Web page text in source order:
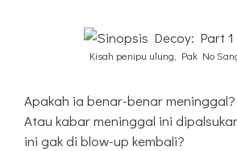
Kisah penipu ulung, Pak No
Apakah ia benar-benar meninggal?
Atau kabar meninggal ini
ini gak di blow-up kembali?